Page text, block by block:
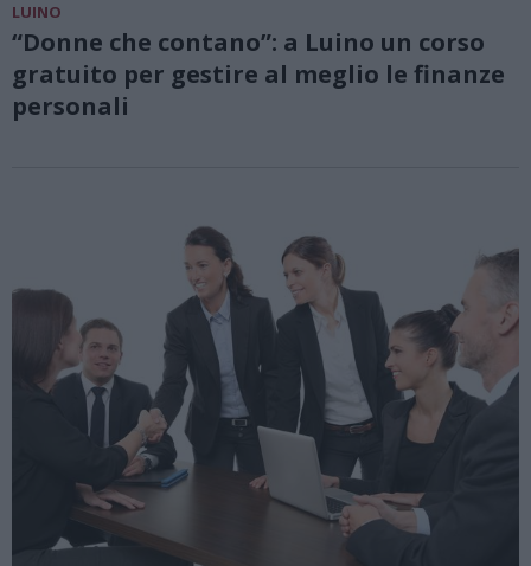
LUINO
“Donne che contano”: a Luino un corso
gratuito per gestire al meglio le finanze
personali